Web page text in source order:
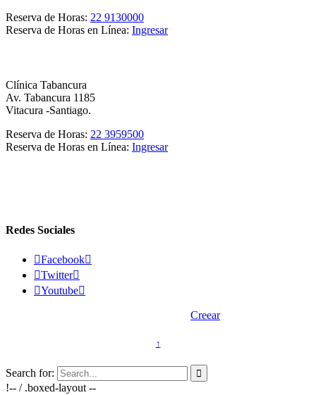
Reserva de Horas: 22 9130000
Reserva de Horas en Línea: Ingresar
Clínica Tabancura
Av. Tabancura 1185
Vitacura -Santiago.
Reserva de Horas: 22 3959500
Reserva de Horas en Línea: Ingresar
Redes Sociales
Facebook
Twitter
Youtube
Creear
↑
Search for: 
!-- / .boxed-layout --